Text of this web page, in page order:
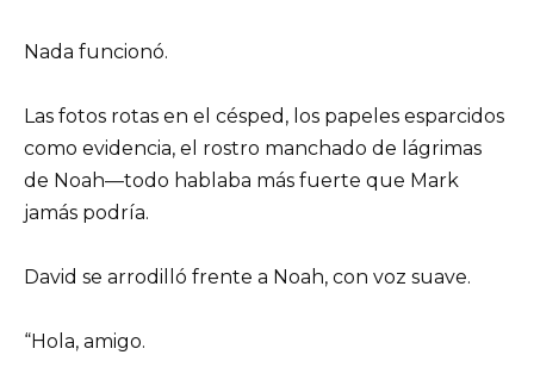
Nada funcionó.
Las fotos rotas en el césped, los papeles esparcidos
como evidencia, el rostro manchado de lágrimas
de Noah—todo hablaba más fuerte que Mark
jamás podría.
David se arrodilló frente a Noah, con voz suave.
“Hola, amigo.